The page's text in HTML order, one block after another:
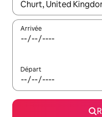
Lorsque les résultats
Arrivée
Départ